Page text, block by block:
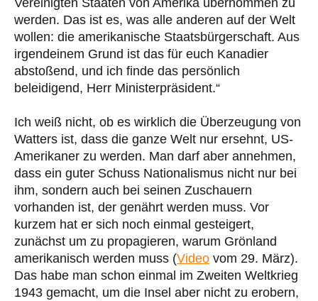
Vereinigten Staaten von Amerika übernommen zu
werden. Das ist es, was alle anderen auf der Welt
wollen: die amerikanische Staatsbürgerschaft. Aus
irgendeinem Grund ist das für euch Kanadier
abstoßend, und ich finde das persönlich
beleidigend, Herr Ministerpräsident.“
Ich weiß nicht, ob es wirklich die Überzeugung von
Watters ist, dass die ganze Welt nur ersehnt, US-
Amerikaner zu werden. Man darf aber annehmen,
dass ein guter Schuss Nationalismus nicht nur bei
ihm, sondern auch bei seinen Zuschauern
vorhanden ist, der genährt werden muss. Vor
kurzem hat er sich noch einmal gesteigert,
zunächst um zu propagieren, warum Grönland
amerikanisch werden muss (Video vom 29. März).
Das habe man schon einmal im Zweiten Weltkrieg
1943 gemacht, um die Insel aber nicht zu erobern,